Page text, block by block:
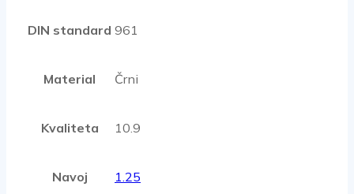
DIN standard 961
Material Črni
Kvaliteta 10.9
Navoj 1.25